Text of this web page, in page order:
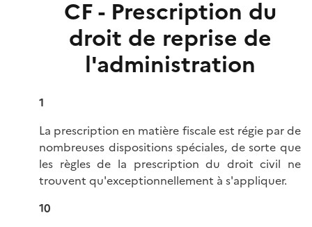
CF - Prescription du
droit de reprise de
l'administration
1
La prescription en matière fiscale est régie par de
nombreuses dispositions spéciales, de sorte que
les règles de la prescription du droit civil ne
trouvent qu'exceptionnellement à s'appliquer.
10